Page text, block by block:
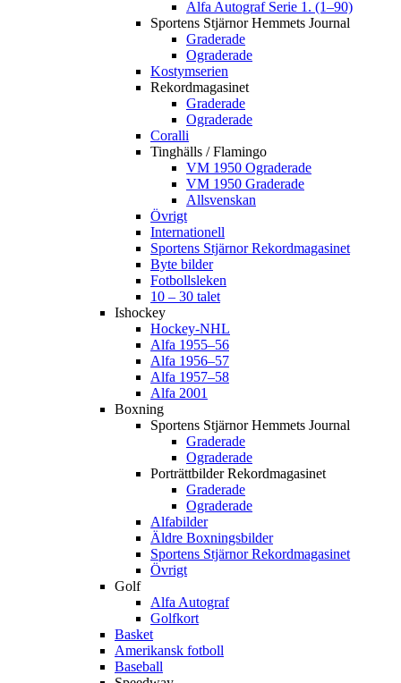
Alfa Autograf Serie 1. (1–90)
Sportens Stjärnor Hemmets Journal
Graderade
Ograderade
Kostymserien
Rekordmagasinet
Graderade
Ograderade
Coralli
Tinghälls / Flamingo
VM 1950 Ograderade
VM 1950 Graderade
Allsvenskan
Övrigt
Internationell
Sportens Stjärnor Rekordmagasinet
Byte bilder
Fotbollsleken
10 – 30 talet
Ishockey
Hockey-NHL
Alfa 1955–56
Alfa 1956–57
Alfa 1957–58
Alfa 2001
Boxning
Sportens Stjärnor Hemmets Journal
Graderade
Ograderade
Porträttbilder Rekordmagasinet
Graderade
Ograderade
Alfabilder
Äldre Boxningsbilder
Sportens Stjärnor Rekordmagasinet
Övrigt
Golf
Alfa Autograf
Golfkort
Basket
Amerikansk fotboll
Baseball